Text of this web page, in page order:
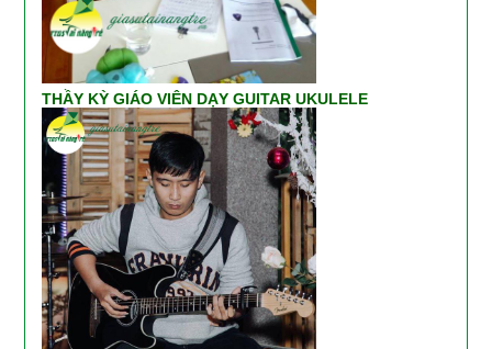
THẦY KỲ GIÁO VIÊN DẠY GUITAR UKULELE